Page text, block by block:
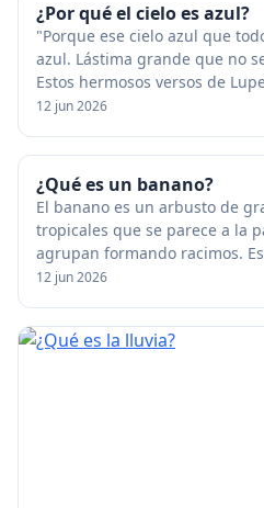
¿Por qué el cielo es azul?
"Porque ese cielo azul que
azul. Lástima grande que no
Estos hermosos versos de
citarse como ejemplo del
12 jun 2026
¿Qué es un banano?
El banano es un arbusto de
tropicales que se parece a la
agrupan formando racimos.
al mundo entero en barcos
12 jun 2026